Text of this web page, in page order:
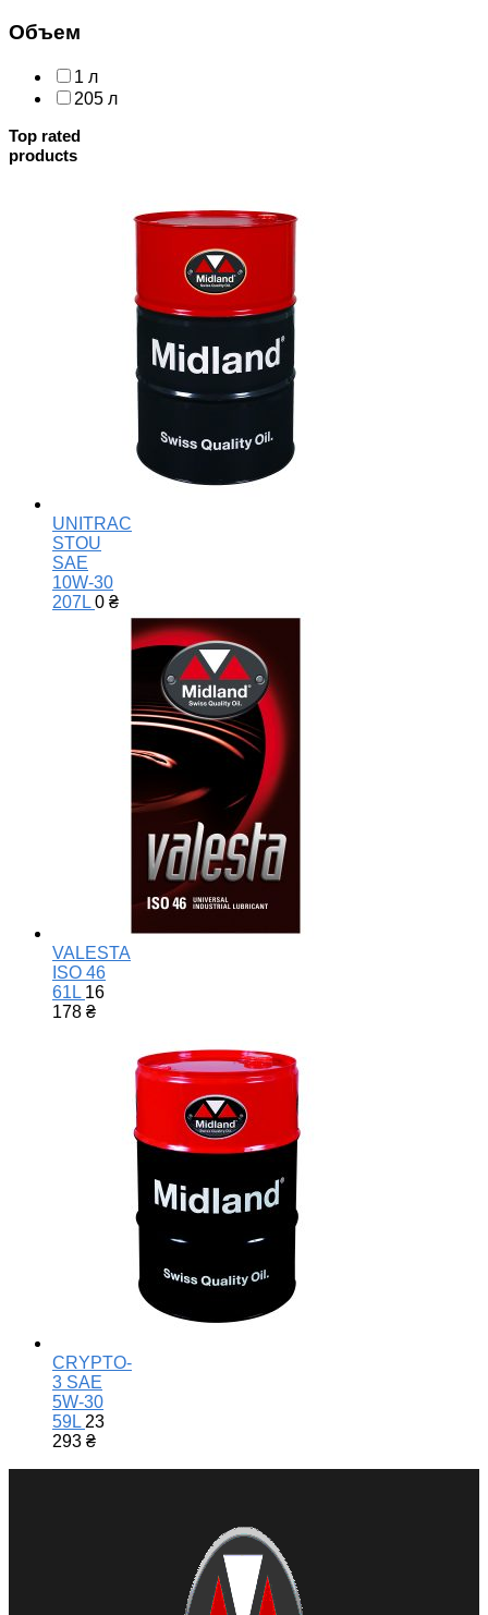
Объем
1 л
205 л
Top rated
products
UNITRAC
STOU
SAE
10W-30
207L 0 ₴
VALESTA
ISO 46
61L 16
178 ₴
CRYPTO-
3 SAE
5W-30
59L 23
293 ₴